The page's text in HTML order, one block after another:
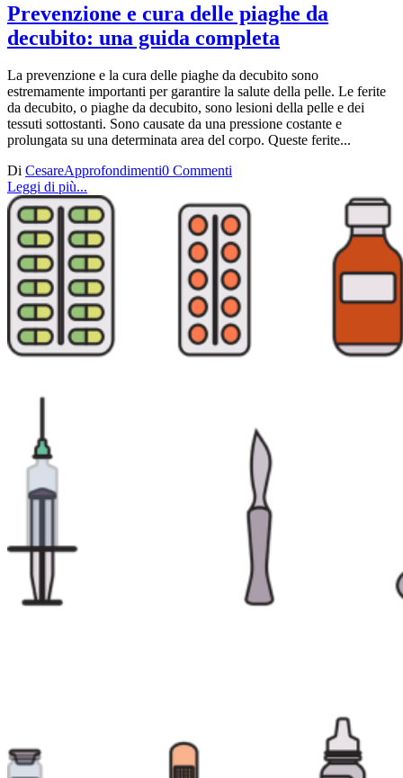
Prevenzione e cura delle piaghe da
decubito: una guida completa
La prevenzione e la cura delle piaghe da decubito sono
estremamente importanti per garantire la salute della pelle. Le ferite
da decubito, o piaghe da decubito, sono lesioni della pelle e dei
tessuti sottostanti. Sono causate da una pressione costante e
prolungata su una determinata area del corpo. Queste ferite...
Di CesareApprofondimenti0 Commenti
Leggi di più...